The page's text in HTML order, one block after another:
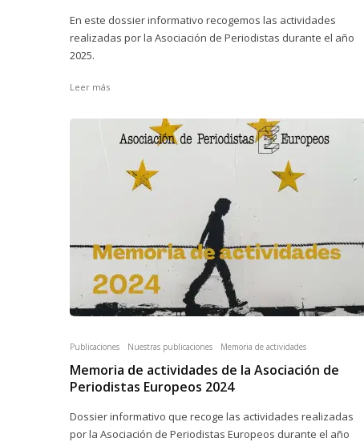
En este dossier informativo recogemos las actividades
realizadas por la Asociación de Periodistas durante el año
2025.
Leer más
Publicaciones Nuestras publicaciones Memoria de actividades
Memoria de actividades de la Asociación de
Periodistas Europeos 2024
Dossier informativo que recoge las actividades realizadas
por la Asociación de Periodistas Europeos durante el año